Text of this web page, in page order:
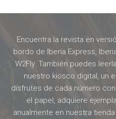
Encuentra la revista en
bordo de Iberia Express,
W2Fly. También puedes
nuestro kiosco digital, un
disfrutes de cada número
el papel, adquiere
anualmente en nuestra